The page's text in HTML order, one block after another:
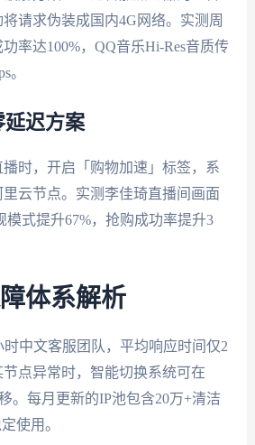
请求伪装成国内4G网络。实测周
率达100%，QQ音乐Hi-Res音质传
。
延迟方案
时，开启「购物加速」标签，系
云节点。实测李佳琦直播间画面
模式提升67%，抢购成功率提升3
体系解析
中文客服团队，平均响应时间仅2
点异常时，智能切换系统可在
。每月更新的IP池包含20万+清洁
使用。